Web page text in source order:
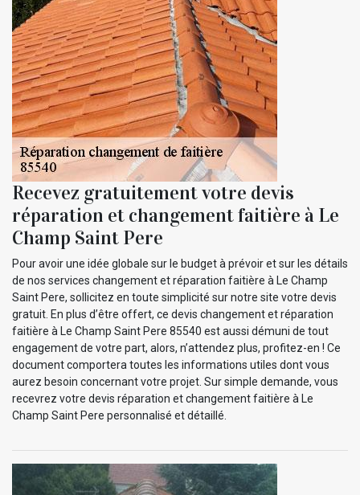
Recevez gratuitement votre devis
réparation et changement faitière à Le
Champ Saint Pere
Pour avoir une idée globale sur le budget à prévoir et sur les détails
de nos services changement et réparation faitière à Le Champ
Saint Pere, sollicitez en toute simplicité sur notre site votre devis
gratuit. En plus d’être offert, ce devis changement et réparation
faitière à Le Champ Saint Pere 85540 est aussi démuni de tout
engagement de votre part, alors, n’attendez plus, profitez-en ! Ce
document comportera toutes les informations utiles dont vous
aurez besoin concernant votre projet. Sur simple demande, vous
recevrez votre devis réparation et changement faitière à Le
Champ Saint Pere personnalisé et détaillé.